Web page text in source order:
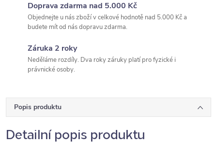
Doprava zdarma nad 5.000 Kč
Objednejte u nás zboží v celkové hodnotě nad 5.000 Kč a
budete mít od nás dopravu zdarma.
Záruka 2 roky
Neděláme rozdíly. Dva roky záruky platí pro fyzické i
právnické osoby.
Popis produktu
Detailní popis produktu